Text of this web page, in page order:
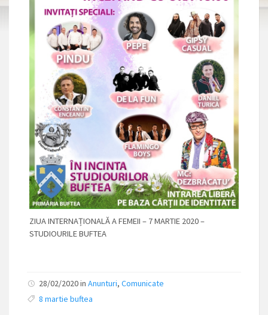
ZIUA INTERNAȚIONALĂ A FEMEII – 7 MARTIE 2020 –
STUDIOURILE BUFTEA
28/02/2020 in Anunturi, Comunicate
8 martie buftea